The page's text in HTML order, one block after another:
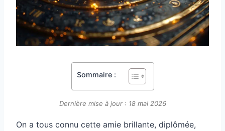
Sommaire :
Dernière mise à jour : 18 mai 2026
On a tous connu cette amie brillante, diplômée,